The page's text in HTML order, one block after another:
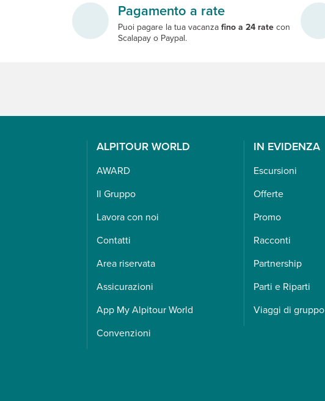
Pagamento a rate
Puoi pagare la tua vacanzafino a 24 ratecon
Scalapay o Paypal.
ALPITOUR WORLD
AWARD
Il Gruppo
Lavora con noi
Contatti
Area riservata
Assicurazioni
App My Alpitour World
Convenzioni
IN EVIDENZA
Escursioni
Offerte
Promo
Racconti
Partnership
Parti e Riparti
Viaggi di gruppo